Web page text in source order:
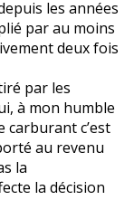
les années
par au moins
deux fois
par les
à mon humble
carburant c’est
au revenu
la
la décision